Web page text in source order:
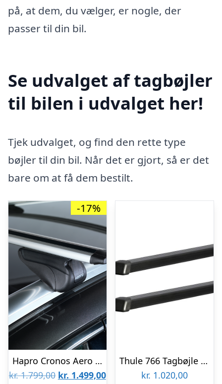
på, at dem, du vælger, er nogle, der
passer til din bil.
Se udvalget af tagbøjler
til bilen i udvalget her!
Tjek udvalget, og find den rette type
bøjler til din bil. Når det er gjort, så er det
bare om at få dem bestilt.
-17%
Hapro Cronos Aero I Tagbøjle inkl. fodsæt / tagræling – 2 stk.
kr.1.799,00 Den
kr. 1.499,00Den
Thule 766 Tagbøjle 200 cm – 2 stk.
kr. 1.020,00